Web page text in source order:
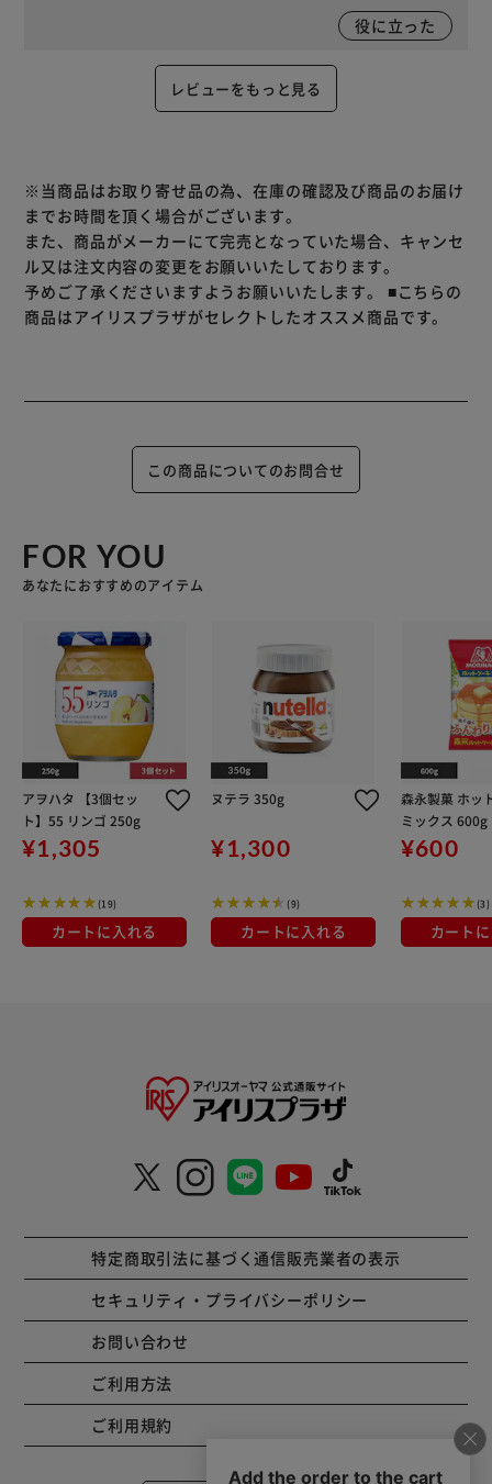
役に立った
レビューをもっと見る
※当商品はお取り寄せ品の為、在庫の確認及び商品のお届け
までお時間を頂く場合がございます。
また、商品がメーカーにて完売となっていた場合、キャンセ
ル又は注文内容の変更をお願いいたしております。
予めご了承くださいますようお願いいたします。 ■こちらの
商品はアイリスプラザがセレクトしたオススメ商品です。
この商品についてのお問合せ
FOR YOU
あなたにおすすめのアイテム
アヲハタ 【3個セッ
ト】55 リンゴ 250g
¥1,305
(19)
カートに入れる
ヌテラ 350g
¥1,300
(9)
カートに入れる
森永製菓 ホッ
ミックス 600g
¥600
(3)
カート
特定商取引法に基づく通信販売業者の表示
セキュリティ・プライバシーポリシー
お問い合わせ
ご利用方法
ご利用規約